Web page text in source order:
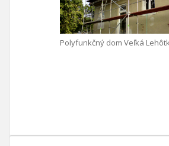
Polyfunkčný dom Veľká